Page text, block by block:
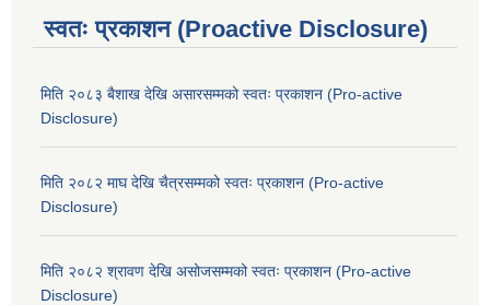
स्वतः प्रकाशन (Proactive Disclosure)
मिति २०८३ बैशाख देखि असारसम्मको स्वतः प्रकाशन (Pro-active
Disclosure)
मिति २०८२ माघ देखि चैत्रसम्मको स्वतः प्रकाशन (Pro-active
Disclosure)
मिति २०८२ श्रावण देखि असोजसम्मको स्वतः प्रकाशन (Pro-active
Disclosure)